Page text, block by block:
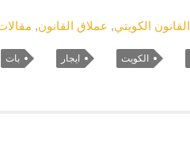
القانون الكويتي, عملاق القانون,
الكويت ايجار بات